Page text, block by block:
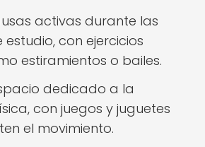
activas durante las
estudio, con ejercicios
estiramientos o bailes.
dedicado a la
con juegos y juguetes
el movimiento.